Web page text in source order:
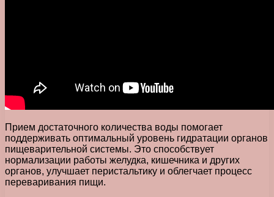
Прием достаточного количества воды помогает
поддерживать оптимальный уровень гидратации органов
пищеварительной системы. Это способствует
нормализации работы желудка, кишечника и других
органов, улучшает перистальтику и облегчает процесс
переваривания пищи.